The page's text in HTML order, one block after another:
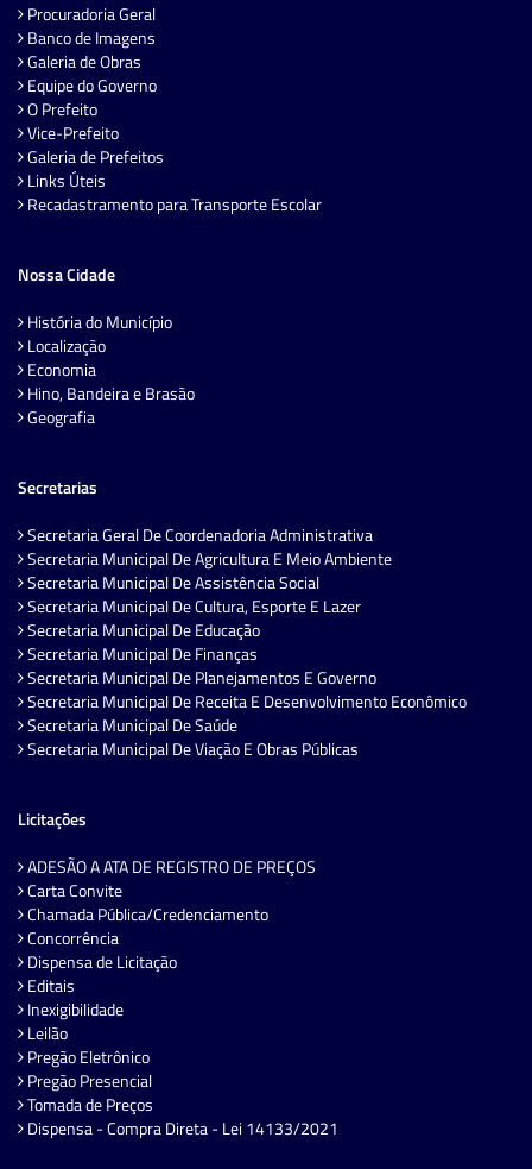
Procuradoria Geral
Banco de Imagens
Galeria de Obras
Equipe do Governo
O Prefeito
Vice-Prefeito
Galeria de Prefeitos
Links Úteis
Recadastramento para Transporte Escolar
Nossa Cidade
História do Município
Localização
Economia
Hino, Bandeira e Brasão
Geografia
Secretarias
Secretaria Geral De Coordenadoria Administrativa
Secretaria Municipal De Agricultura E Meio Ambiente
Secretaria Municipal De Assistência Social
Secretaria Municipal De Cultura, Esporte E Lazer
Secretaria Municipal De Educação
Secretaria Municipal De Finanças
Secretaria Municipal De Planejamentos E Governo
Secretaria Municipal De Receita E Desenvolvimento Econômico
Secretaria Municipal De Saúde
Secretaria Municipal De Viação E Obras Públicas
Licitações
ADESÃO A ATA DE REGISTRO DE PREÇOS
Carta Convite
Chamada Pública/Credenciamento
Concorrência
Dispensa de Licitação
Editais
Inexigibilidade
Leilão
Pregão Eletrônico
Pregão Presencial
Tomada de Preços
Dispensa - Compra Direta - Lei 14133/2021